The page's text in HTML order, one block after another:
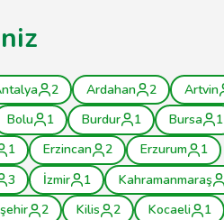
2 Ardahan 2 Artvin
Bolu 1 Burdur 1 Bursa
1
1 Erzincan 2 Erzurum
1
3 İzmir 1 Kahramanmaraş
2 Kilis 2 Kocaeli
1